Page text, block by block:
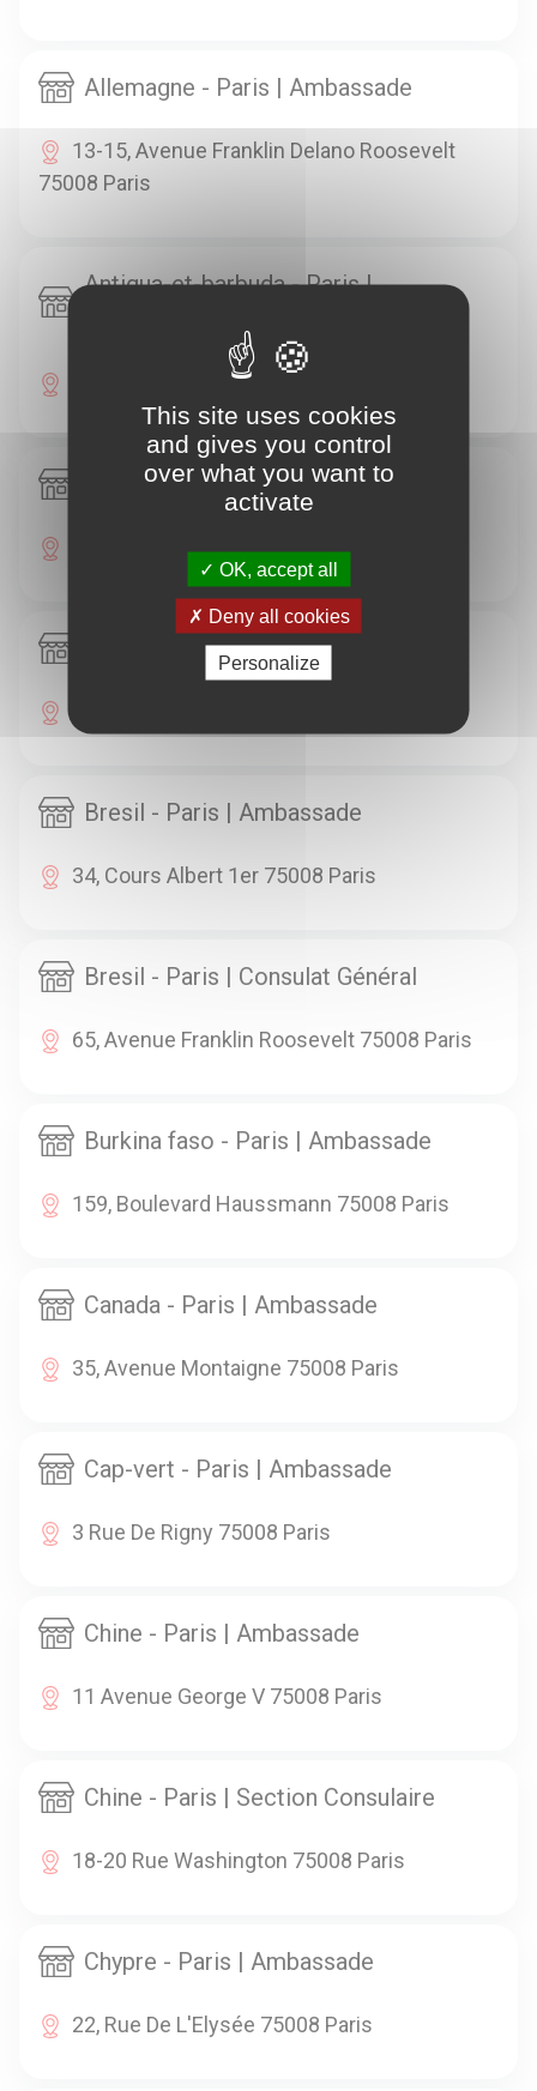
Allemagne - Paris | Ambassade
13-15, Avenue Franklin Delano Roosevelt
75008 Paris
Antigua-et-barbuda - Paris |
43, Avenue De Friedland 75008 Paris
Arabie saoudite - Paris | Ambassade
5, Avenue Hoche 75008 Paris
Birmanie - Paris | Ambassade
Bresil - Paris | Ambassade
34, Cours Albert 1er 75008 Paris
Bresil - Paris | Consulat Général
65, Avenue Franklin Roosevelt 75008 Paris
Burkina faso - Paris | Ambassade
159, Boulevard Haussmann 75008 Paris
Canada - Paris | Ambassade
35, Avenue Montaigne 75008 Paris
Cap-vert - Paris | Ambassade
3 Rue De Rigny 75008 Paris
Chine - Paris | Ambassade
11 Avenue George V 75008 Paris
Chine - Paris | Section Consulaire
18-20 Rue Washington 75008 Paris
Chypre - Paris | Ambassade
22, Rue De L'Elysée 75008 Paris
This site uses cookies
and gives you control
over what you want to
activate
OK, accept all
Deny all cookies
Personalize